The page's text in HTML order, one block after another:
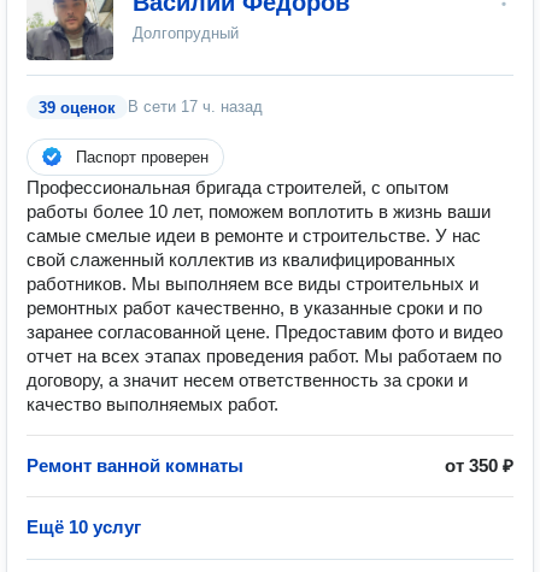
Долгопрудный
39 оценок В сети 17 ч. назад
Паспорт проверен
Профессиональная бригада строителей, с опытом
работы более 10 лет, поможем воплотить в жизнь ваши
самые смелые идеи в ремонте и строительстве. У нас
свой слаженный коллектив из квалифицированных
работников. Мы выполняем все виды строительных и
ремонтных работ качественно, в указанные сроки и по
заранее согласованной цене. Предоставим фото и видео
отчет на всех этапах проведения работ. Мы работаем по
договору, а значит несем ответственность за сроки и
качество выполняемых работ.
Ремонт ванной комнаты от 350 ₽
Ещё 10 услуг